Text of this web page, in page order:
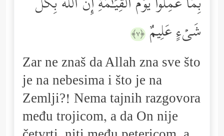
شَیۡءٍ عَلِیمٌ ﴿٧﴾
Zar ne znaš da Allah zna sve što
je na nebesima i što je na
Zemlji?! Nema tajnih razgovora
među trojicom, a da On nije